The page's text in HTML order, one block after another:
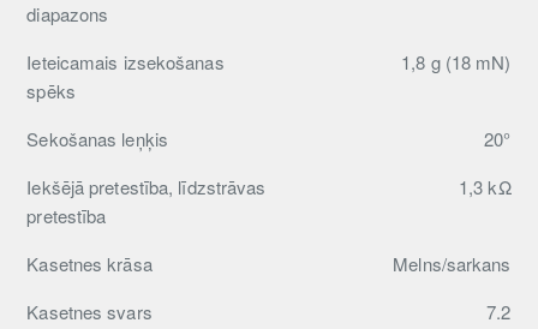
diapazons
Ieteicamais izsekošanas
spēks
1,8 g (18 mN)
Sekošanas leņķis
20°
Iekšējā pretestība, līdzstrāvas
pretestība
1,3 kΩ
Kasetnes krāsa
Melns/sarkans
Kasetnes svars
7.2